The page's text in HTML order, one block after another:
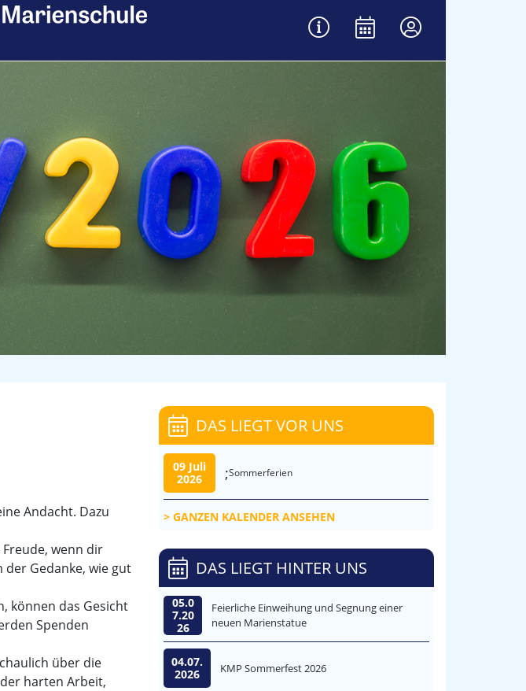
Andacht. Dazu
wenn dir
Gedanke, wie gut
können das Gesicht
Spenden
über die
harten Arbeit,
DAS LIEGT VOR UNS
09 Juli
2026
;Sommerferien
GANZEN KALENDER ANSEHEN
DAS LIEGT HINTER UNS
05.0
7.20
26
Feierliche Einweihung und Segnung einer
neuen Marienstatue
04.07.
2026
KMP Sommerfest 2026